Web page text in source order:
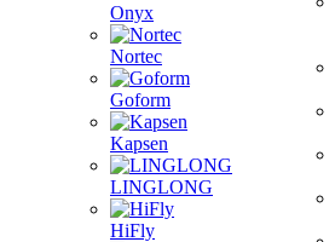
Onyx
Nortec
Goform
Kapsen
LINGLONG
HiFly